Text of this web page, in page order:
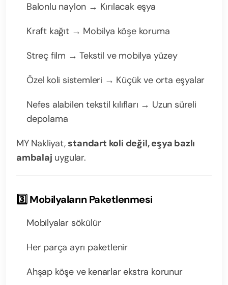
Balonlu naylon → Kırılacak eşya
Kraft kağıt → Mobilya köşe koruma
Streç film → Tekstil ve mobilya yüzey
Özel koli sistemleri → Küçük ve orta eşyalar
Nefes alabilen tekstil kılıfları → Uzun süreli
depolama
MY Nakliyat,standart koli değil, eşya bazlı
ambalaj uygular.
3️⃣ Mobilyaların Paketlenmesi
Mobilyalar sökülür
Her parça ayrı paketlenir
Ahşap köşe ve kenarlar ekstra korunur